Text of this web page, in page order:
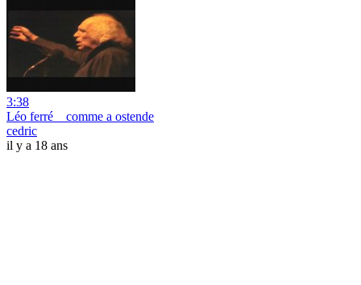
3:38
Léo ferré _ comme a ostende
cedric
il y a 18 ans